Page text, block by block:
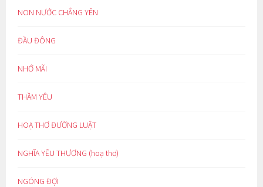
NON NƯỚC CHẲNG YÊN
ĐẦU ĐÔNG
NHỚ MÃI
THẦM YÊU
HOẠ THƠ ĐƯỜNG LUẬT
NGHĨA YÊU THƯƠNG (hoạ thơ)
NGÓNG ĐỢI